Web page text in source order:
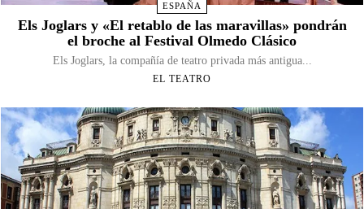
ESPAÑA
Els Joglars y «El retablo de las maravillas» pondrán
el broche al Festival Olmedo Clásico
Els Joglars, la compañía de teatro privada más antigua...
EL TEATRO